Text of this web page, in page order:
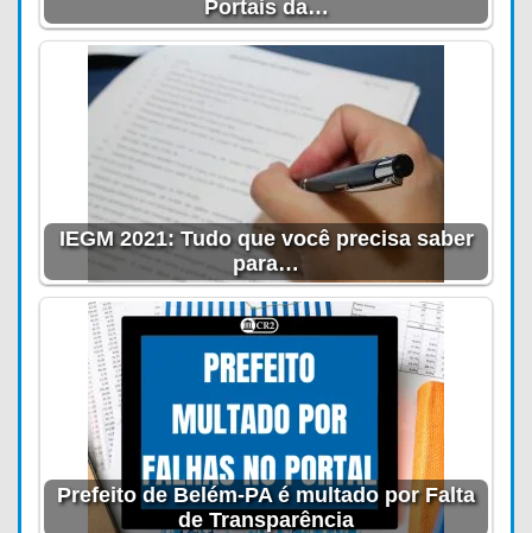
Portais da…
IEGM 2021: Tudo que você precisa saber
para…
Prefeito de Belém-PA é multado por Falta
de Transparência